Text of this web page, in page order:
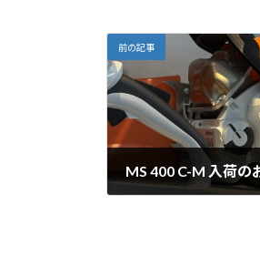
前の記事
MS 400 C-M 入荷の